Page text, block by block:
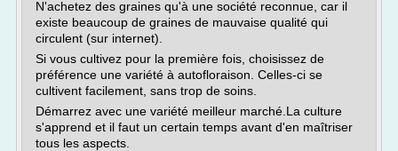
N'achetez des graines qu'à une société reconnue, car il
existe beaucoup de graines de mauvaise qualité qui
circulent (sur internet).
Si vous cultivez pour la première fois, choisissez de
préférence une variété à autofloraison. Celles-ci se
cultivent facilement, sans trop de soins.
Démarrez avec une variété meilleur marché.La culture
s'apprend et il faut un certain temps avant d'en maîtriser
tous les aspects.